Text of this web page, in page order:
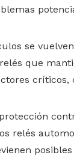
se
que
críticos,
relés
posibles